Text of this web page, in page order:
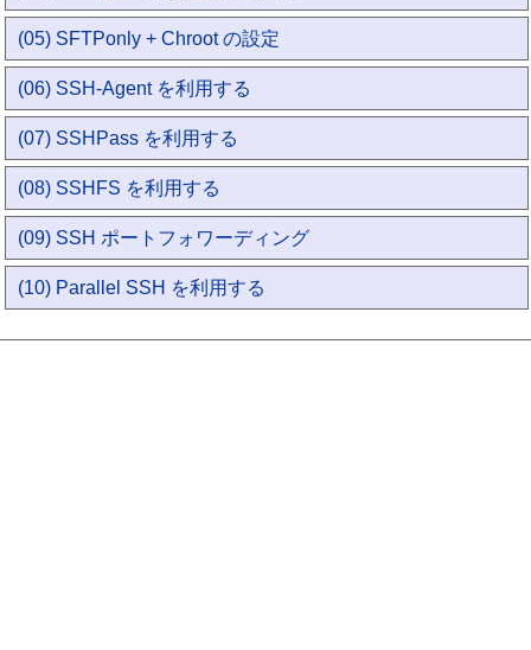
(05) SFTPonly + Chroot の設定
(06) SSH-Agent を利用する
(07) SSHPass を利用する
(08) SSHFS を利用する
(09) SSH ポートフォワーディング
(10) Parallel SSH を利用する